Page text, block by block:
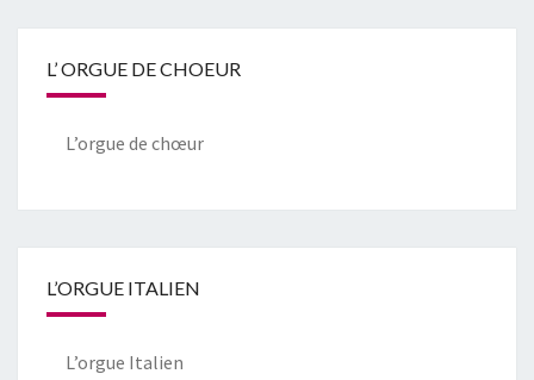
L’ ORGUE DE CHOEUR
L’orgue de chœur
L’ORGUE ITALIEN
L’orgue Italien